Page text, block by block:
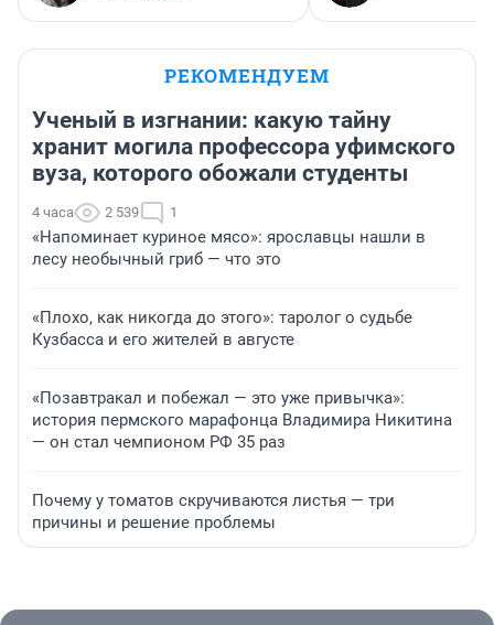
РЕКОМЕНДУЕМ
Ученый в изгнании: какую тайну
хранит могила профессора уфимского
вуза, которого обожали студенты
4 часа 2 539 1
«Напоминает куриное мясо»: ярославцы нашли в
лесу необычный гриб — что это
«Плохо, как никогда до этого»: таролог о судьбе
Кузбасса и его жителей в августе
«Позавтракал и побежал — это уже привычка»:
история пермского марафонца Владимира Никитина
— он стал чемпионом РФ 35 раз
Почему у томатов скручиваются листья — три
причины и решение проблемы